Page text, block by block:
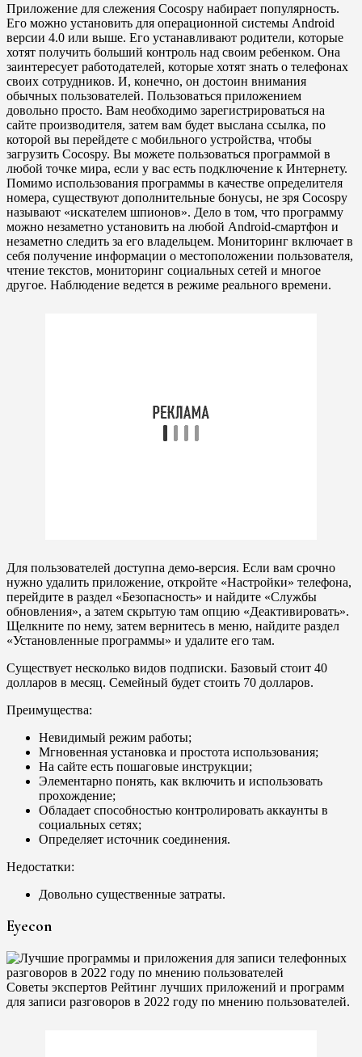
Приложение для слежения Cocospy набирает популярность.
Его можно установить для операционной системы Android
версии 4.0 или выше. Его устанавливают родители, которые
хотят получить больший контроль над своим ребенком. Она
заинтересует работодателей, которые хотят знать о телефонах
своих сотрудников. И, конечно, он достоин внимания
обычных пользователей. Пользоваться приложением
довольно просто. Вам необходимо зарегистрироваться на
сайте производителя, затем вам будет выслана ссылка, по
которой вы перейдете с мобильного устройства, чтобы
загрузить Cocospy. Вы можете пользоваться программой в
любой точке мира, если у вас есть подключение к Интернету.
Помимо использования программы в качестве определителя
номера, существуют дополнительные бонусы, не зря Cocospy
называют «искателем шпионов». Дело в том, что программу
можно незаметно установить на любой Android-смартфон и
незаметно следить за его владельцем. Мониторинг включает в
себя получение информации о местоположении пользователя,
чтение текстов, мониторинг социальных сетей и многое
другое. Наблюдение ведется в режиме реального времени.
Для пользователей доступна демо-версия. Если вам срочно
нужно удалить приложение, откройте «Настройки» телефона,
перейдите в раздел «Безопасность» и найдите «Службы
обновления», а затем скрытую там опцию «Деактивировать».
Щелкните по нему, затем вернитесь в меню, найдите раздел
«Установленные программы» и удалите его там.
Существует несколько видов подписки. Базовый стоит 40
долларов в месяц. Семейный будет стоить 70 долларов.
Преимущества:
Невидимый режим работы;
Мгновенная установка и простота использования;
На сайте есть пошаговые инструкции;
Элементарно понять, как включить и использовать
прохождение;
Обладает способностью контролировать аккаунты в
социальных сетях;
Определяет источник соединения.
Недостатки:
Довольно существенные затраты.
Eyecon
Советы экспертов Рейтинг лучших приложений и программ
для записи разговоров в 2022 году по мнению пользователей.